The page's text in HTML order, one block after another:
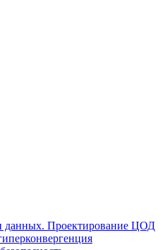
данных. Проектирование ЦОД